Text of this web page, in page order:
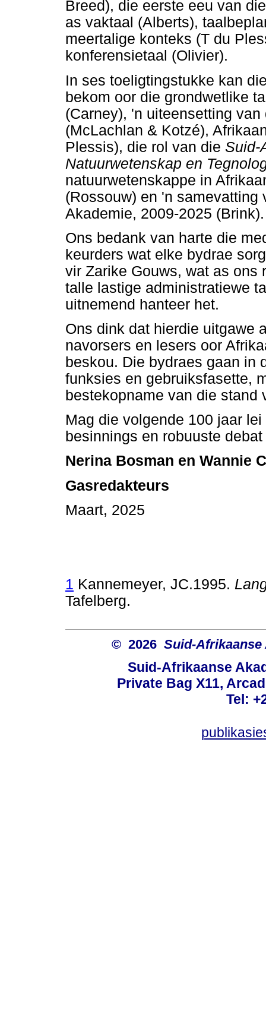
Breed), die eerste eeu van
as vaktaal (Alberts),
meertalige konteks (T du
konferensietaal (Olivier).
In ses toeligtingstukke kan
bekom oor die grondwetlike
(Carney), 'n uiteensetting
(McLachlan & Kotzé),
Plessis), die rol van die Suid-
Natuurwetenskap en
natuurwetenskappe in
(Rossouw) en 'n samevatting
Akademie, 2009-2025 (Brink).
Ons bedank van harte die
keurders wat elke bydrae
vir Zarike Gouws, wat as ons
talle lastige administratiewe
uitnemend hanteer het.
Ons dink dat hierdie uitgawe
navorsers en lesers oor
beskou. Die bydraes gaan in
funksies en gebruiksfasette,
bestekopname van die stand
Mag die volgende 100 jaar
besinnings en robuuste
Nerina Bosman en Wannie
Gasredakteurs
Maart, 2025
1 Kannemeyer, JC.1995.
Tafelberg.
© 2026 Suid-Afrikaanse
Suid-Afrikaanse
Private Bag X11,
Tel: